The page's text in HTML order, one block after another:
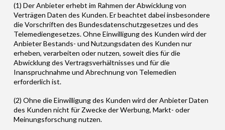
(1) Der Anbieter erhebt im Rahmen der Abwicklung von
Verträgen Daten des Kunden. Er beachtet dabei insbesondere
die Vorschriften des Bundesdatenschutzgesetzes und des
Telemediengesetzes. Ohne Einwilligung des Kunden wird der
Anbieter Bestands- und Nutzungsdaten des Kunden nur
erheben, verarbeiten oder nutzen, soweit dies für die
Abwicklung des Vertragsverhältnisses und für die
Inanspruchnahme und Abrechnung von Telemedien
erforderlich ist.
(2) Ohne die Einwilligung des Kunden wird der Anbieter Daten
des Kunden nicht für Zwecke der Werbung, Markt- oder
Meinungsforschung nutzen.